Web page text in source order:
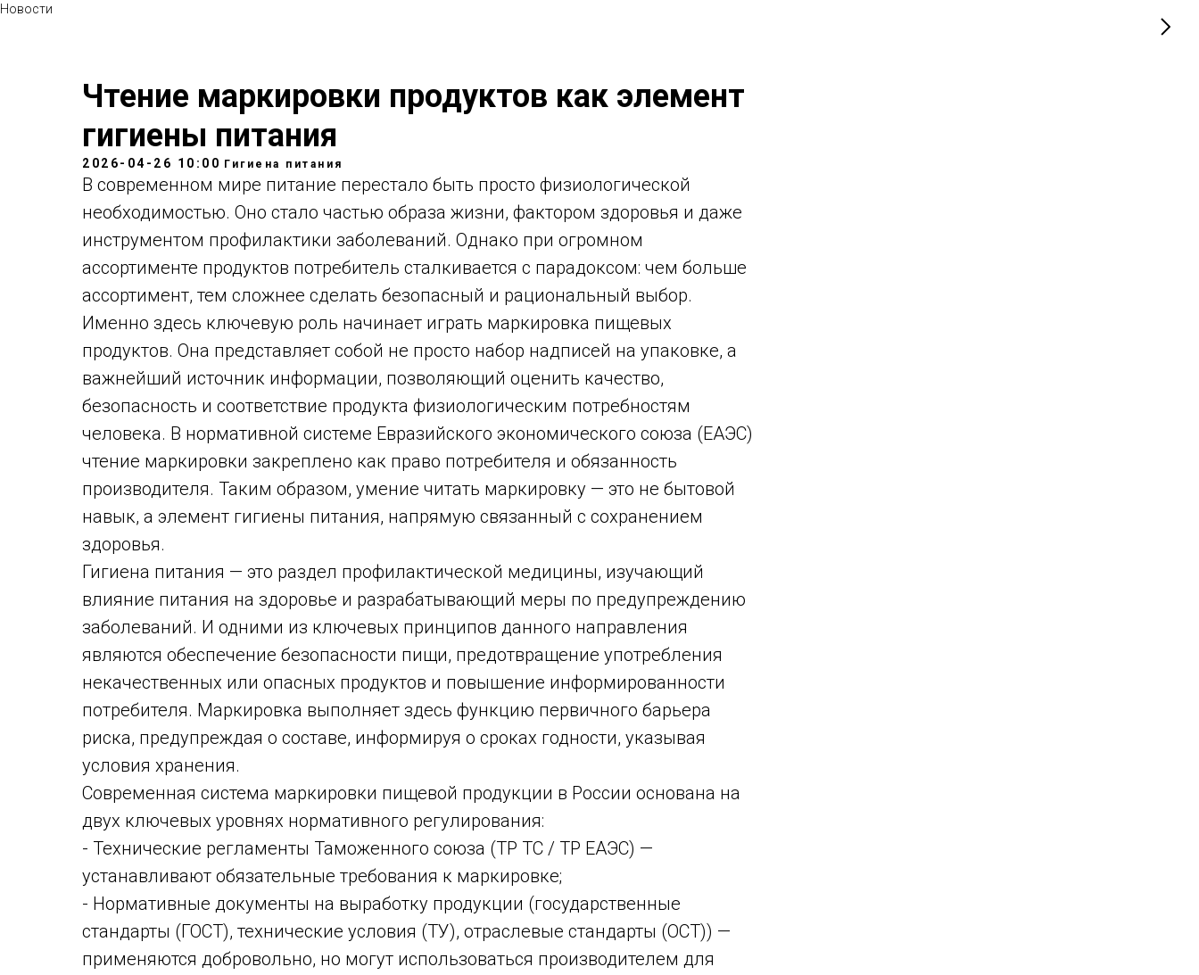
Новости
Чтение маркировки продуктов как элемент
гигиены питания
2026-04-26 10:00 Гигиена питания
В современном мире питание перестало быть просто физиологической
необходимостью. Оно стало частью образа жизни, фактором здоровья и даже
инструментом профилактики заболеваний. Однако при огромном
ассортименте продуктов потребитель сталкивается с парадоксом: чем больше
ассортимент, тем сложнее сделать безопасный и рациональный выбор.
Именно здесь ключевую роль начинает играть маркировка пищевых
продуктов. Она представляет собой не просто набор надписей на упаковке, а
важнейший источник информации, позволяющий оценить качество,
безопасность и соответствие продукта физиологическим потребностям
человека. В нормативной системе Евразийского экономического союза (ЕАЭС)
чтение маркировки закреплено как право потребителя и обязанность
производителя. Таким образом, умение читать маркировку — это не бытовой
навык, а элемент гигиены питания, напрямую связанный с сохранением
здоровья.
Гигиена питания — это раздел профилактической медицины, изучающий
влияние питания на здоровье и разрабатывающий меры по предупреждению
заболеваний. И одними из ключевых принципов данного направления
являются обеспечение безопасности пищи, предотвращение употребления
некачественных или опасных продуктов и повышение информированности
потребителя. Маркировка выполняет здесь функцию первичного барьера
риска, предупреждая о составе, информируя о сроках годности, указывая
условия хранения.
Современная система маркировки пищевой продукции в России основана на
двух ключевых уровнях нормативного регулирования:
- Технические регламенты Таможенного союза (ТР ТС / ТР ЕАЭС) —
устанавливают обязательные требования к маркировке;
- Нормативные документы на выработку продукции (государственные
стандарты (ГОСТ), технические условия (ТУ), отраслевые стандарты (ОСТ)) —
применяются добровольно, но могут использоваться производителем для